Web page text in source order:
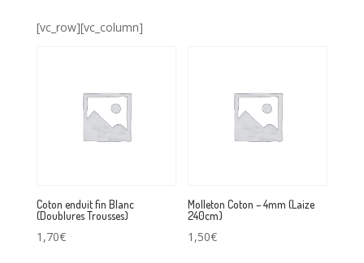
[vc_row][vc_column]
Coton enduit fin Blanc
(Doublures Trousses)
1,70€
Molleton Coton – 4mm (Laize
240cm)
1,50€